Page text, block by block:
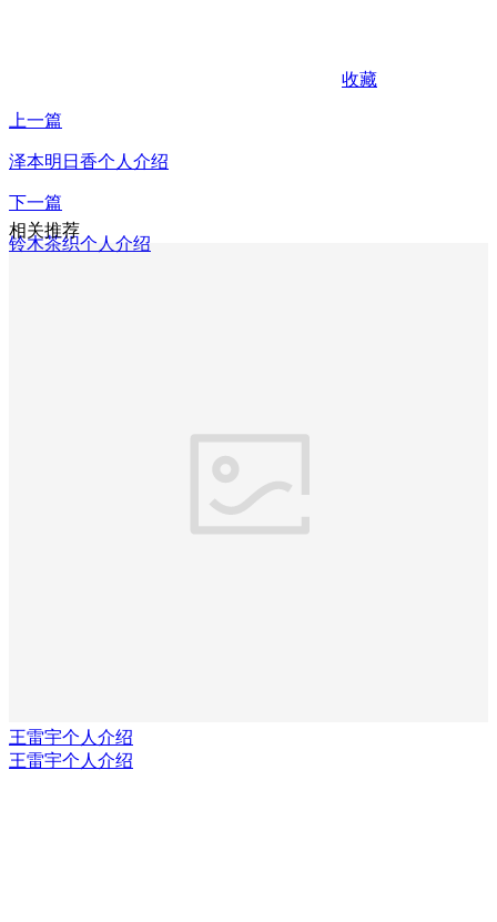
收藏
上一篇
泽本明日香个人介绍
下一篇
铃木茶织个人介绍
相关推荐
王雷宇个人介绍
王雷宇个人介绍